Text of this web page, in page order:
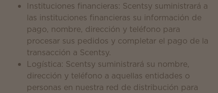
Instituciones financieras: Scentsy suministrará a
las instituciones financieras su información de
pago, nombre, dirección y teléfono para
procesar sus pedidos y completar el pago de la
transacción a Scentsy.
Logística: Scentsy suministrará su nombre,
dirección y teléfono a aquellas entidades o
personas en nuestra red de distribución para